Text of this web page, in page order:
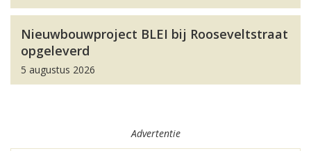
Nieuwbouwproject BLEI bij Rooseveltstraat
opgeleverd
5 augustus 2026
Advertentie